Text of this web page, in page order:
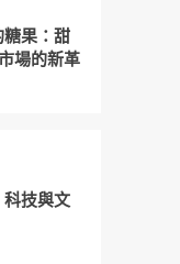
糖果：甜
場的新革
科技與文